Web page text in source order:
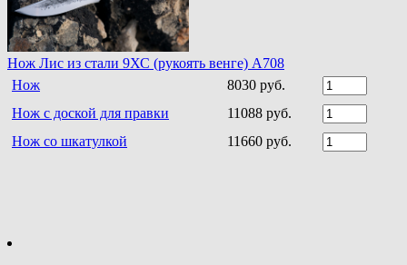
Нож Лис из стали 9ХС (рукоять венге) A708
Нож
8030 руб.
Нож с доской для правки
11088 руб.
Нож со шкатулкой
11660 руб.